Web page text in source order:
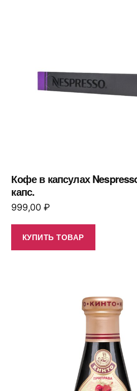
Кофе в капсулах
капс.
999,00 ₽
КУПИТЬ ТОВАР